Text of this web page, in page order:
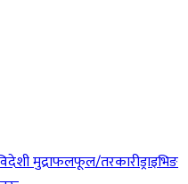
मुद्राफलफूल/तरकारीड्राइभिङ